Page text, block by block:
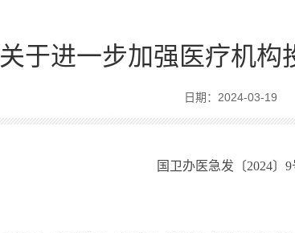
关于进一步加强医疗机构
日期：2024-03-19
国卫办医急发〔2024〕9